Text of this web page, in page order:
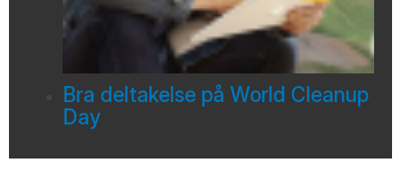
Bra deltakelse på World Cleanup
Day